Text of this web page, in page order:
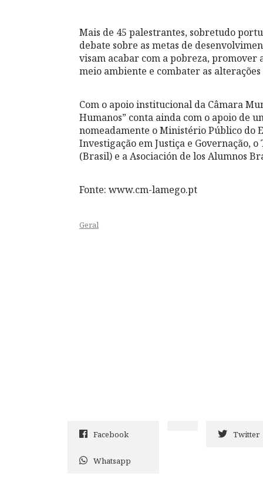
Mais de 45 palestrantes, sobretudo
debate sobre as metas de
visam acabar com a pobreza, promover
meio ambiente e combater as
Com o apoio institucional da Câmara
Humanos” conta ainda com o apoio de
nomeadamente o Ministério Público do
Investigação em Justiça e Governação,
(Brasil) e a Asociación de los Alumnos
Fonte: www.cm-lamego.pt
Geral
Facebook Twitter
Whatsapp